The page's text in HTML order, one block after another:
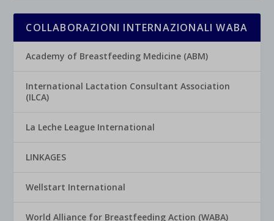
COLLABORAZIONI INTERNAZIONALI WABA
Academy of Breastfeeding Medicine (ABM)
International Lactation Consultant Association
(ILCA)
La Leche League International
LINKAGES
Wellstart International
World Alliance for Breastfeeding Action (WABA)